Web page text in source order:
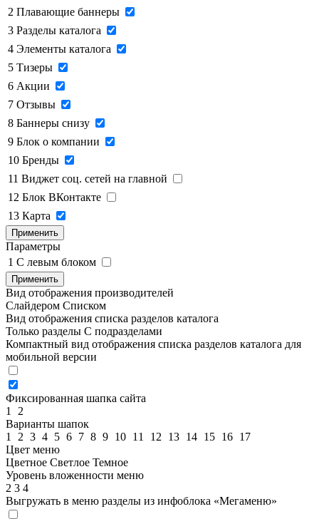
2 Плавающие баннеры
3 Разделы каталога
4 Элементы каталога
5 Тизеры
6 Акции
7 Отзывы
8 Баннеры снизу
9 Блок о компании
10 Бренды
11 Виджет соц. сетей на главной
12 Блок ВКонтакте
13 Карта
Применить
Параметры
1 C левым блоком
Применить
Вид отображения производителей
Слайдером Списком
Вид отображения списка разделов каталога
Только разделы С подразделами
Компактный вид отображения списка разделов каталога для
мобильной версии
Фиксированная шапка сайта
1
2
Варианты шапок
1
2 3 4 5 6 7 8 9 10 11 12 13 14 15 16 17
Цвет меню
Цветное Светлое Темное
Уровень вложенности меню
2 3 4
Выгружать в меню разделы из инфоблока «Мегаменю»